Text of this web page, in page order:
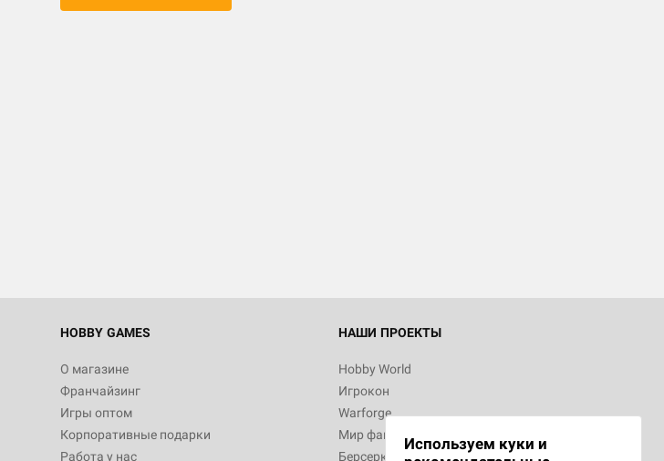
HOBBY GAMES
О магазине
Франчайзинг
Игры оптом
Корпоративные подарки
Работа у нас
НАШИ ПРОЕКТЫ
Hobby World
Игрокон
Warforge
Мир фантастики
Берсерк
Используем куки и
12 990
Настольная игра Hobby World Ужас
3 490